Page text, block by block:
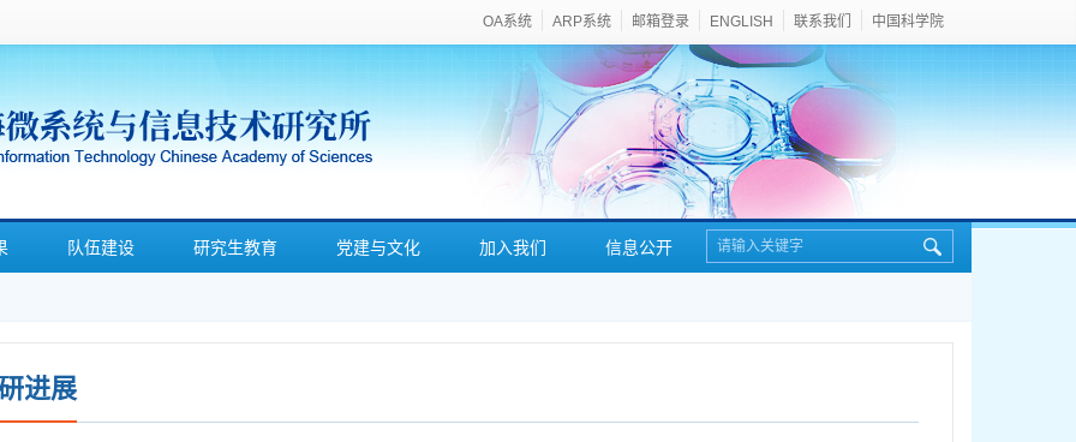
OA系统 ARP系统 邮箱登录 ENGLISH 联系我们 中国科学院
队伍建设 研究生教育 党建与文化 加入我们 信息公开
进展